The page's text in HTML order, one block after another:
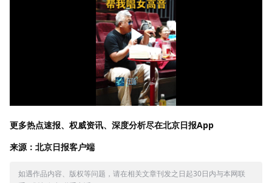
更多热点速报、权威资讯、深度分析尽在北京日报App
来源：北京日报客户端
如遇作品内容、版权等问题，请在相关文章刊发之日起30日内与本网联